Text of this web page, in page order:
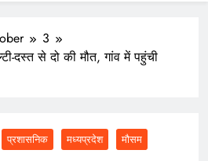
3
दस्त से दो की मौत, गांव में पहुंची
प्रशासनिक मध्यप्रदेश मौसम